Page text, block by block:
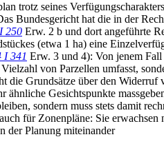
trotz seines
Bundesgericht hat die in der
250 Erw. 2 b und dort angeführte
(etwa 1 ha) eine
I 341 Erw. 3 und 4): Von jenem
von Parzellen umfasst,
Grundsätze über den
ähnliche Gesichtspunkte
sondern muss stets damit
für Zonenpläne: Sie
der Planung miteinander